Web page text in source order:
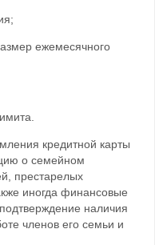
ежемесячного
кредитной карты
о семейном
престарелых
иногда финансовые
наличия
членов его семьи и